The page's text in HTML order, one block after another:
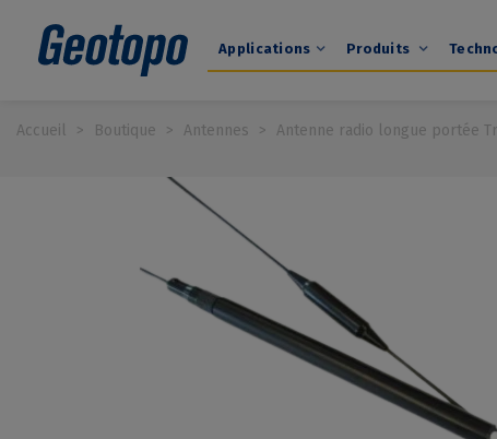
Applications Produits
Accueil > Boutique > Antennes > Antenne radio longue portée